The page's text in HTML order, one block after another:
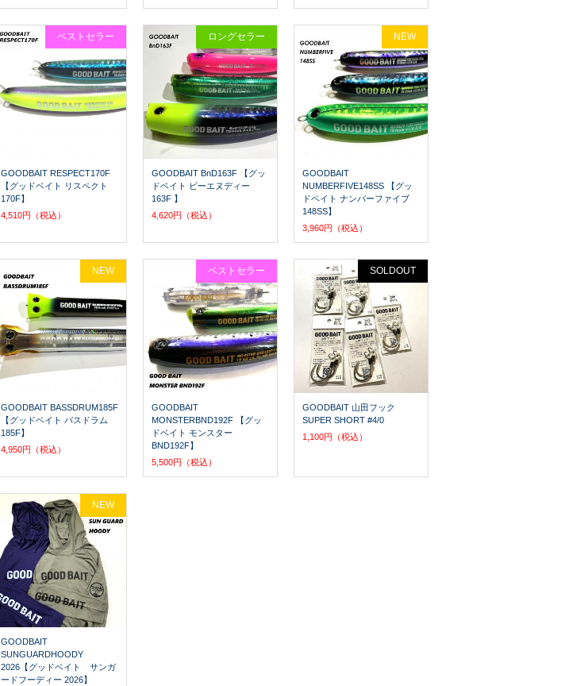
GOODBAIT RESPECT170F
【グッドベイト リスペクト
170F】
4,510円（税込）
ベストセラー
GOODBAIT BnD163F 【グッ
ドベイト ビーエヌディー
163F 】
4,620円（税込）
ロングセラー
GOODBAIT
NUMBERFIVE148SS 【グッ
ドベイト ナンバーファイブ
148SS】
3,960円（税込）
NEW
GOODBAIT BASSDRUM185F
【グッドベイト バスドラム
185F】
4,950円（税込）
NEW
GOODBAIT
MONSTERBND192F 【グッ
ドベイト モンスター
BND192F】
5,500円（税込）
ベストセラー
GOODBAIT 山田フック
SUPER SHORT #4/0
1,100円（税込）
SOLDOUT
GOODBAIT
SUNGUARDHOODY
2026【グッドベイト サンガ
ードフーディー 2026】
NEW